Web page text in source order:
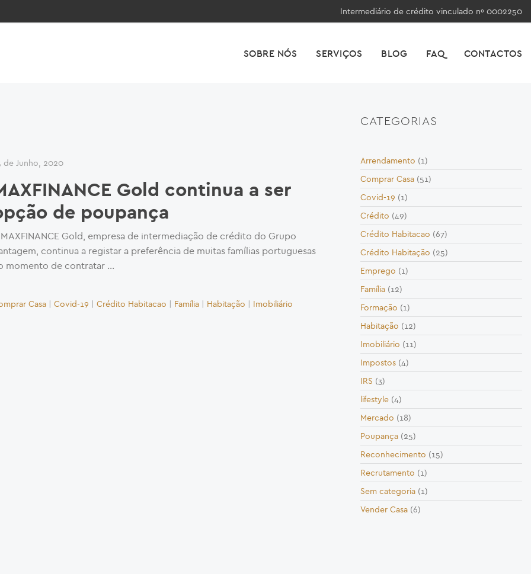
Intermediário de crédito vinculado nº 0002250
SOBRE NÓS SERVIÇOS BLOG FAQ CONTACTOS
de Junho, 2020
Gold continua a ser
de poupança
Gold, empresa de intermediação de crédito do Grupo
continua a registar a preferência de muitas famílias portuguesas
momento de contratar …
Casa | Covid-19 | Crédito Habitacao | Família | Habitação | Imobiliário
CATEGORIAS
Arrendamento (1)
Comprar Casa (51)
Covid-19 (1)
Crédito (49)
Crédito Habitacao (67)
Crédito Habitação (25)
Emprego (1)
Família (12)
Formação (1)
Habitação (12)
Imobiliário (11)
Impostos (4)
IRS (3)
lifestyle (4)
Mercado (18)
Poupança (25)
Reconhecimento (15)
Recrutamento (1)
Sem categoria (1)
Vender Casa (6)